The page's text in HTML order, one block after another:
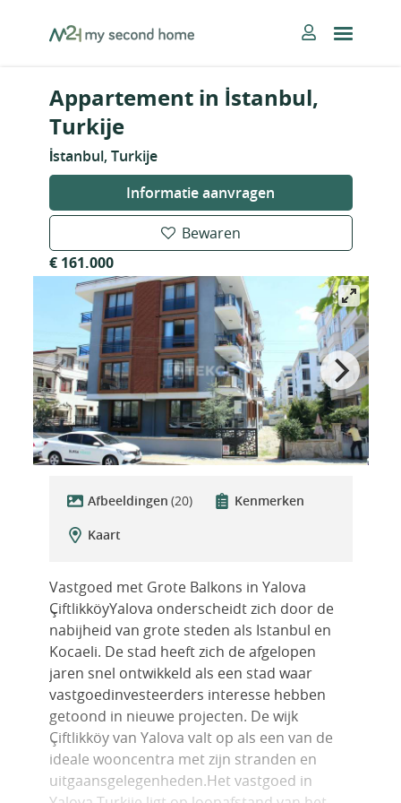
MySecondHome
Appartement in İstanbul,
Turkije
İstanbul, Turkije
Informatie aanvragen
Bewaren
€ 161.000
Afbeeldingen (20)
Kenmerken
Kaart
Vastgoed met Grote Balkons in Yalova
ÇiftlikköyYalova onderscheidt zich door de
nabijheid van grote steden als Istanbul en
Kocaeli. De stad heeft zich de afgelopen
jaren snel ontwikkeld als een stad waar
vastgoedinvesteerders interesse hebben
getoond in nieuwe projecten. De wijk
Çiftlikköy van Yalova valt op als een van de
ideale wooncentra met zijn stranden en
uitgaansgelegenheden.Het vastgoed in